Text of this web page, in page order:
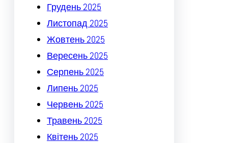
Грудень 2025
Листопад 2025
Жовтень 2025
Вересень 2025
Серпень 2025
Липень 2025
Червень 2025
Травень 2025
Квітень 2025